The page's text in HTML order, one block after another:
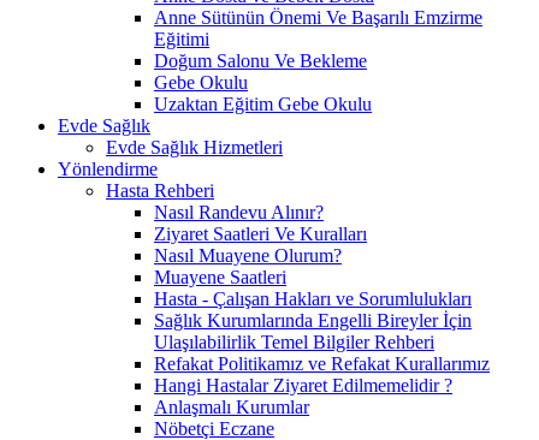
Anne Sütünün Önemi Ve Başarılı Emzirme
Eğitimi
Doğum Salonu Ve Bekleme
Gebe Okulu
Uzaktan Eğitim Gebe Okulu
Evde Sağlık
Evde Sağlık Hizmetleri
Yönlendirme
Hasta Rehberi
Nasıl Randevu Alınır?
Ziyaret Saatleri Ve Kuralları
Nasıl Muayene Olurum?
Muayene Saatleri
Hasta - Çalışan Hakları ve Sorumlulukları
Sağlık Kurumlarında Engelli Bireyler İçin
Ulaşılabilirlik Temel Bilgiler Rehberi
Refakat Politikamız ve Refakat Kurallarımız
Hangi Hastalar Ziyaret Edilmemelidir ?
Anlaşmalı Kurumlar
Nöbetçi Eczane